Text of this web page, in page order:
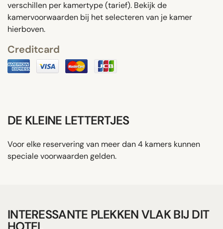
verschillen per kamertype (tarief). Bekijk de
kamervoorwaarden bij het selecteren van je kamer
hierboven.
Creditcard
DE KLEINE LETTERTJES
Voor elke reservering van meer dan 4 kamers kunnen
speciale voorwaarden gelden.
INTERESSANTE PLEKKEN VLAK BIJ DIT